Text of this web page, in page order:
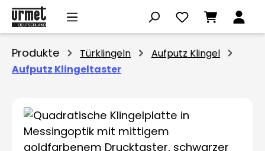
Zum Hauptinhalt springen
Produkte Türklingeln
Aufputz Klingel
Aufputz Klingeltaster
Bildergalerie überspringen